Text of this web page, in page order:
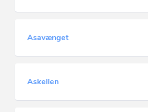
Asavænget
Askelien